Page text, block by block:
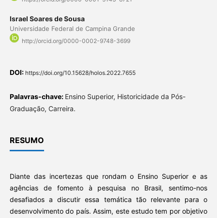
Israel Soares de Sousa
Universidade Federal de Campina Grande
http://orcid.org/0000-0002-9748-3699
DOI: https://doi.org/10.15628/holos.2022.7655
Palavras-chave: Ensino Superior, Historicidade da Pós-
Graduação, Carreira.
RESUMO
Diante das incertezas que rondam o Ensino Superior e as
agências de fomento à pesquisa no Brasil, sentimo-nos
desafiados a discutir essa temática tão relevante para o
desenvolvimento do país. Assim, este estudo tem por objetivo